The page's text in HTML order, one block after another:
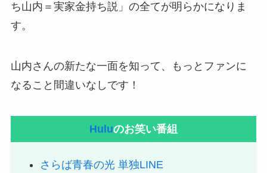
ち山内＝実家金持ち説」の全てが明らかになりま
す。
山内さんの新たな一面を知って、もっとファンに
なること間違いなしです！
Huluのお笑い番組
さらば青春の光 単独LINE